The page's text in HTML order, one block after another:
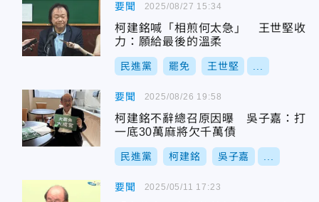
要聞
柯建銘喊「相煎何太急」 王世堅收
力：願給最後的溫柔
民進黨 罷免 王世堅
2025/08/27 15:34
要聞
柯建銘不辭總召原因曝 吳子嘉：打
一底30萬麻將欠千萬債
民進黨 柯建銘 吳子嘉
2025/08/26 19:58
要聞 2025/05/11 17:23